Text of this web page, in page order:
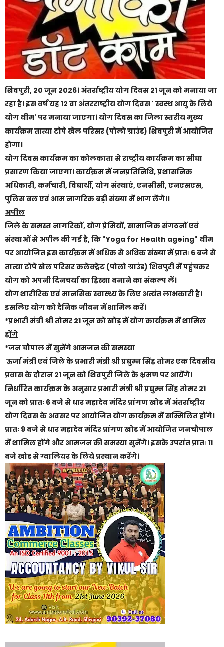
शिवपुरी, 20 जून 2026। अंतर्राष्ट्रीय योग दिवस 21 जून को मनाया जा
रहा है। इस वर्ष यह 12 वा अंतरराष्ट्रीय योग दिवस ' स्वस्थ आयु के लिये
योग थीम' पर मनाया जाएगा। योग दिवस का जिला स्तरीय मुख्य
कार्यक्रम तात्या टोपे खेल परिसर (पोलो ग्राउंड) शिवपुरी में आयोजित
होगा।
योग दिवस कार्यक्रम का कोलकाता से राष्ट्रीय कार्यक्रम का सीधा
प्रसारण किया जाएगा। कार्यक्रम में जनप्रतिनिधि, प्रशासनिक
अधिकारी, कर्मचारी, विद्यार्थी, योग संस्थाएं, एनसीसी, एनएसएस,
पुलिस बल एवं आम नागरिक बड़ी संख्या में भाग लेंगे।।
अपील
जिले के समस्त नागरिकों, योग प्रेमियों, सामाजिक संगठनों एवं
संस्थाओं से अपील की गई है, कि "Yoga for Health ageing" थीम
पर आयोजित इस कार्यक्रम में अधिक से अधिक संख्या में प्रातः 6 बजे से
तात्या टोपे खेल परिसर कलेक्ट्रेट (पोलो ग्राउंड) शिवपुरी में पहुंचकर
योग को अपनी दिनचर्या का हिस्सा बनाने का संकल्प लें।
योग शारीरिक एवं मानसिक स्वास्थ्य के लिए अत्यंत लाभकारी है।
इसलिए योग को दैनिक जीवन में शामिल करें।
*प्रभारी मंत्री श्री तोमर 21 जून को खोड़ में योग कार्यक्रम में शामिल
होंगे
*जन चौपाल में सुनेंगे आमजन की समस्या
ऊर्जा मंत्री एवं जिले के प्रभारी मंत्री श्री प्रद्युम्न सिंह तोमर एक दिवसीय
प्रवास के दौरान 21 जून को शिवपुरी जिले के भ्रमण पर आयेंगे।
निर्धारित कार्यक्रम के अनुसार प्रभारी मंत्री श्री प्रद्युम्न सिंह तोमर 21
जून को प्रातः 6 बजे से धार महादेव मंदिर प्रांगण खोड में अंतर्राष्ट्रीय
योग दिवस के अवसर पर आयोजित योग कार्यक्रम में सम्मिलित होंगे।
प्रातः 9 बजे से धार महादेव मंदिर प्रांगण खोड में आयोजित जनचौपाल
में शामिल होंगे और आमजन की समस्या सुनेंगे। इसके उपरांत प्रातः 11
बजे खोड से ग्वालियर के लिये प्रस्थान करेंगे।